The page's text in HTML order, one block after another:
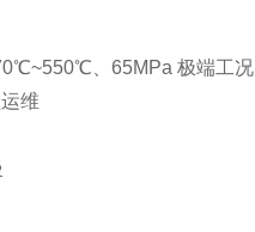
、65MPa 极端工况
维